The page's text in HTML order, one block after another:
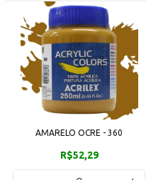
AMARELO OCRE - 360
R$52,29